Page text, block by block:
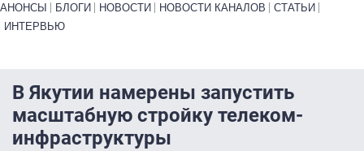
Primary links bottom
АНОНСЫ БЛОГИ НОВОСТИ НОВОСТИ КАНАЛОВ
СТАТЬИ
ИНТЕРВЬЮ
В Якутии намерены запустить
масштабную стройку телеком-
инфраструктуры